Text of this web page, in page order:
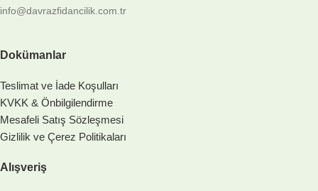
info@davrazfidancilik.com.tr
Dokümanlar
Teslimat ve İade Koşulları
KVKK & Önbilgilendirme
Mesafeli Satış Sözleşmesi
Gizlilik ve Çerez Politikaları
Alışveriş